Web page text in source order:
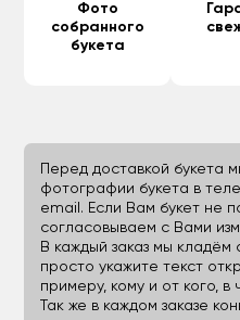
Фото
собранного
букета
Перед доставкой букета
фотографии букета в
email. Если Вам букет не
согласовываем с Вами
В каждый заказ мы
просто укажите текст
примеру, кому и от кого, в
Так же в каждом заказе